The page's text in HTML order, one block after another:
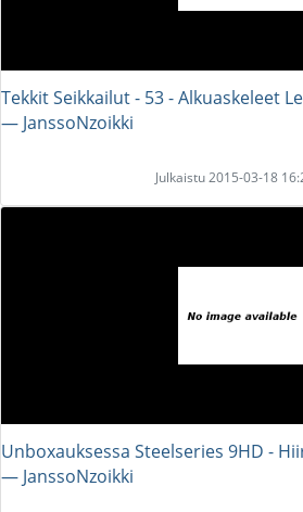
Tekkit Seikkailut - 53 - Alkuaskeleet
― JanssoNzoikki
Julkaistu 2015-03-18
Unboxauksessa Steelseries 9HD -
― JanssoNzoikki